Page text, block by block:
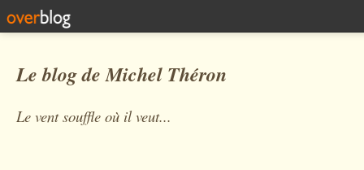
Le blog de Michel Théron
Le vent souffle où il veut...